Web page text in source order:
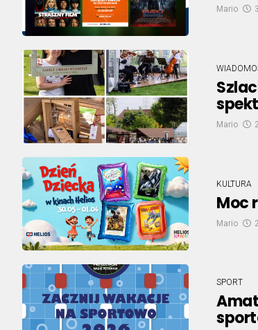
Mario
Mario
KULTURA
Moc
Mario
SPORT